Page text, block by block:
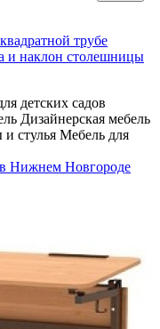
трубе
и наклон столешницы
детских садов
Дизайнерская мебель
стулья Мебель для
Нижнем Новгороде